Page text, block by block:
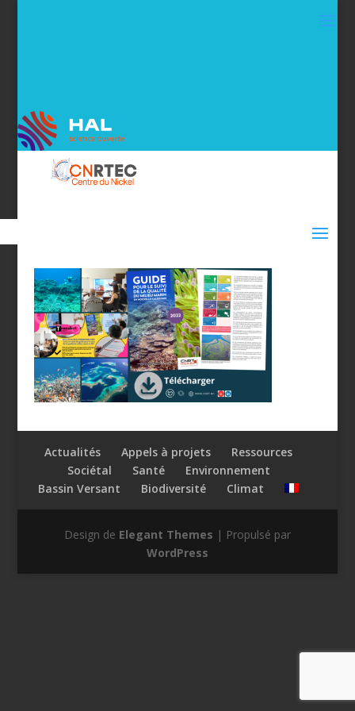
Actualités Appels à projets
Ressources
Sociétal
Santé
Environnement
Bassin Versant
Biodiversité Climat
Design de Elegant Themes | Propulsé par
WordPress